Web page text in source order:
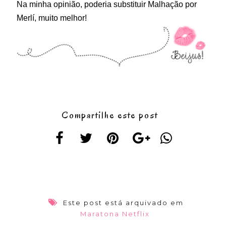
Na minha opinião, poderia substituir Malhação por
Merlí, muito melhor!
Compartilhe este post
Este post está arquivado em
Maratona Netflix